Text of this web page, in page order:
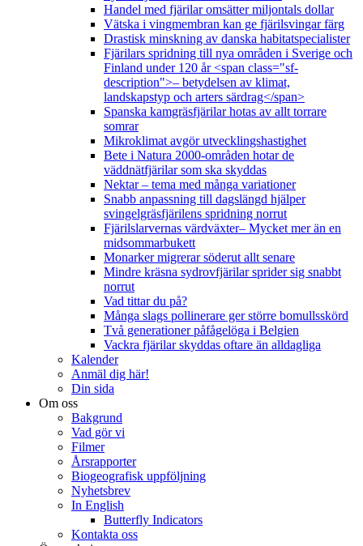
Handel med fjärilar omsätter miljontals dollar
Vätska i vingmembran kan ge fjärilsvingar färg
Drastisk minskning av danska habitatspecialister
Fjärilars spridning till nya områden i Sverige och
Finland under 120 år <span class="sf-
description">– betydelsen av klimat,
landskapstyp och arters särdrag</span>
Spanska kamgräsfjärilar hotas av allt torrare
somrar
Mikroklimat avgör utvecklingshastighet
Bete i Natura 2000-områden hotar de
väddnätfjärilar som ska skyddas
Nektar – tema med många variationer
Snabb anpassning till dagslängd hjälper
svingelgräsfjärilens spridning norrut
Fjärilslarvernas värdväxter– Mycket mer än en
midsommarbukett
Monarker migrerar söderut allt senare
Mindre kräsna sydrovfjärilar sprider sig snabbt
norrut
Vad tittar du på?
Många slags pollinerare ger större bomullsskörd
Två generationer påfågelöga i Belgien
Vackra fjärilar skyddas oftare än alldagliga
Kalender
Anmäl dig här!
Din sida
Om oss
Bakgrund
Vad gör vi
Filmer
Årsrapporter
Biogeografisk uppföljning
Nyhetsbrev
In English
Butterfly Indicators
Kontakta oss